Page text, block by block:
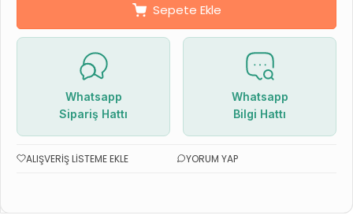
Sepete Ekle
Whatsapp
Sipariş Hattı
Whatsapp
Bilgi Hattı
ALIŞVERIŞ LISTEME EKLE YORUM YAP